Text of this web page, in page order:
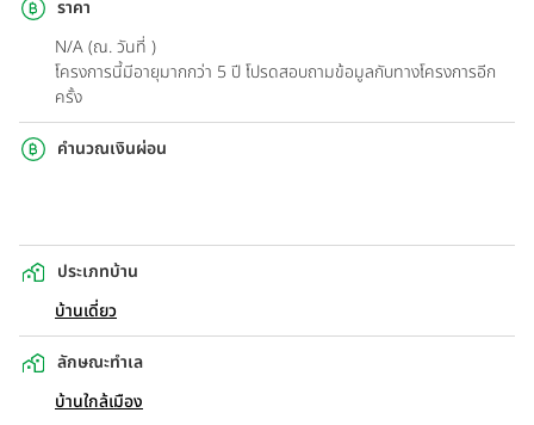
ราคา
N/A (ณ. วันที่ )
โครงการนี้มีอายุมากกว่า 5 ปี โปรดสอบถามข้อมูลกับทางโครงการอีก
ครั้ง
คำนวณเงินผ่อน
ประเภทบ้าน
บ้านเดี่ยว
ลักษณะทำเล
บ้านใกล้เมือง